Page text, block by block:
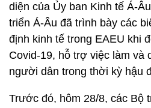
diện của Ủy ban Kinh tế Á-
triển Á-Âu đã trình bày các
định kinh tế trong EAEU khi
Covid-19, hỗ trợ việc làm và
người dân trong thời kỳ hậu
Trước đó, hôm 28/8, các Bộ